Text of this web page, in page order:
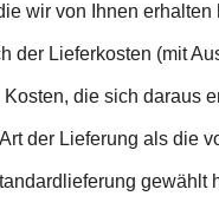
wir von Ihnen erhalten
der Lieferkosten (mit
die sich daraus
der Lieferung als die
gewählt